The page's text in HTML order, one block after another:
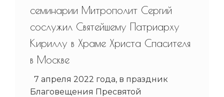
семинарии Митрополит Сергий
сослужил Святейшему Патриарху
Кириллу в Храме Христа Спасителя
в Москве
7 апреля 2022 года, в праздник
Благовещения Пресвятой